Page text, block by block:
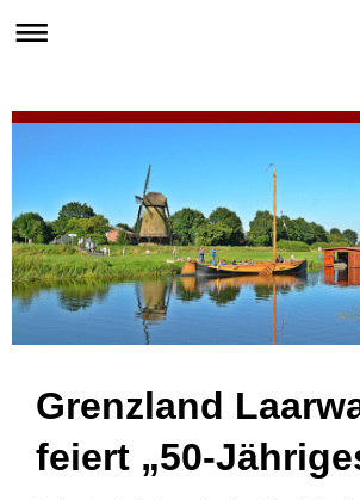
Grenzland
feiert „50-